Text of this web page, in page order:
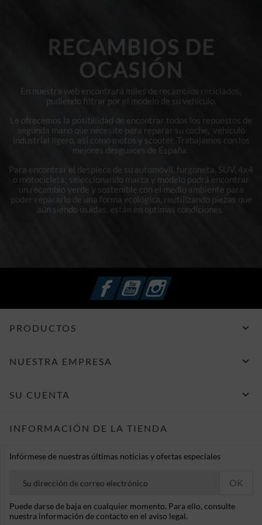
RECAMBIOS DE
OCASIÓN
En nuestra web encontrará miles de recambios reciclados,
pudiendo filtrar por el modelo de su vehículo.
Le ofrecemos la posibilidad de encontrar todos los repuestos de
segunda mano que necesite para reparar su coche, vehículo
industrial ligero, así como motos y scooter. Trabajamos con los
mejores desguaces de España.
Para encontrar el despiece de su automóvil, furgoneta, SUV, 4x4
o motocicleta; seleccionando marca y modelo podrá encontrar
un recambio verde y sostenible con el medio ambiente para
poder repararlo de una forma ecológica, reutilizando piezas que
aún siendo usadas, están en optimas condiciones.
FacebookYouTubeInstagram
PRODUCTOS 
NUESTRA EMPRESA 
SU CUENTA 
INFORMACIÓN DE LA TIENDA
Infórmese de nuestras últimas noticias y ofertas especiales
Puede darse de baja en cualquier momento. Para ello, consulte
nuestra información de contacto en el aviso legal.